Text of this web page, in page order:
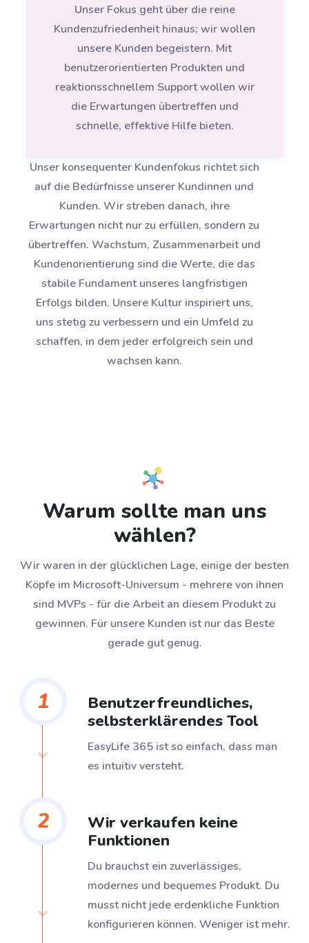
Unser Fokus geht über die reine
Kundenzufriedenheit hinaus; wir wollen
unsere Kunden begeistern. Mit
benutzerorientierten Produkten und
reaktionsschnellem Support wollen wir
die Erwartungen übertreffen und
schnelle, effektive Hilfe bieten.
Unser konsequenter Kundenfokus richtet sich
auf die Bedürfnisse unserer Kundinnen und
Kunden. Wir streben danach, ihre
Erwartungen nicht nur zu erfüllen, sondern zu
übertreffen. Wachstum, Zusammenarbeit und
Kundenorientierung sind die Werte, die das
stabile Fundament unseres langfristigen
Erfolgs bilden. Unsere Kultur inspiriert uns,
uns stetig zu verbessern und ein Umfeld zu
schaffen, in dem jeder erfolgreich sein und
wachsen kann.
Warum sollte man uns
wählen?
Wir waren in der glücklichen Lage, einige der besten
Köpfe im Microsoft-Universum - mehrere von ihnen
sind MVPs - für die Arbeit an diesem Produkt zu
gewinnen. Für unsere Kunden ist nur das Beste
gerade gut genug.
1
Benutzerfreundliches,
selbsterklärendes Tool
EasyLife 365 ist so einfach, dass man
es intuitiv versteht.
2
Wir verkaufen keine
Funktionen
Du brauchst ein zuverlässiges,
modernes und bequemes Produkt. Du
musst nicht jede erdenkliche Funktion
konfigurieren können. Weniger ist mehr.